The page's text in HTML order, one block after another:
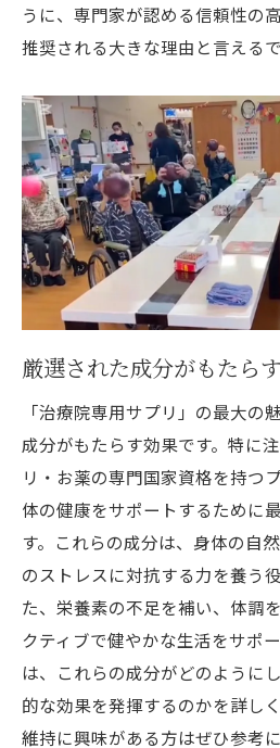
プロが選ぶ理由とその
専門家が重視する成分
長期的な健康への貢献
リハビリとの組み合わ
利用者の健康改善事例
うに、専門家が認める信頼性の
推奨される大きな理由と言えるで
厳選された成分がもたら
「治療院専用サプリ」の最大の
成分がもたらす効果です。特に
リ・お薬の専門国家資格を持つ
体の健康をサポートするために
す。これらの成分は、身体の自
のストレスに対抗する力を養う
た、栄養素の不足を補い、体調
クティブで健やかな生活をサポ
は、これらの成分がどのように
的な効果を発揮するのかを詳し
維持に興味がある方はぜひ参考